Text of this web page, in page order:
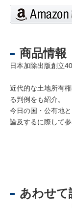
商品情報
日本加除出版創立
近代的な土地所有
る判例をも紹介。
今日の国・公有地
論及するに際して
あわせて